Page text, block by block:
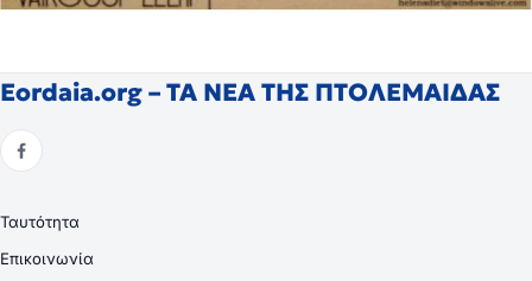
Eordaia.org – ΤΑ ΝΕΑ ΤΗΣ ΠΤΟΛΕΜΑΙΔΑΣ
Ταυτότητα
Επικοινωνία